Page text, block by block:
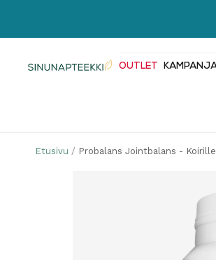
Sinunapteekki.fi OUTLET
Etusivu Probalans Jointbalans -